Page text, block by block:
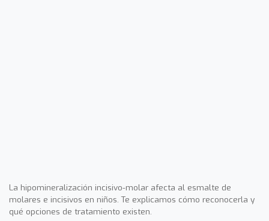
La hipomineralización incisivo-molar afecta al esmalte de
molares e incisivos en niños. Te explicamos cómo reconocerla y
qué opciones de tratamiento existen.